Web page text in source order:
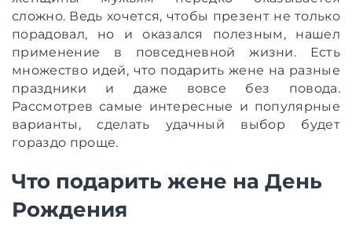
сложно. Ведь хочется, чтобы презент не только
порадовал, но и оказался полезным, нашел
применение в повседневной жизни. Есть
множество идей, что подарить жене на разные
праздники и даже вовсе без повода.
Рассмотрев самые интересные и популярные
варианты, сделать удачный выбор будет
гораздо проще.
Что подарить жене на День
Рождения